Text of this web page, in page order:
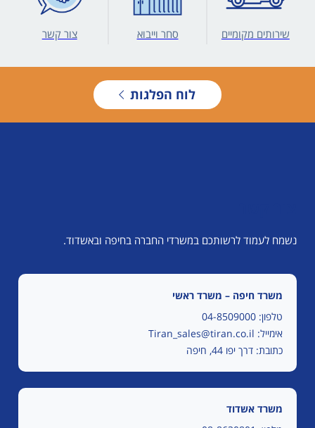
שירותים מקומיים סחר וייבוא צור קשר
לוח הפלגות
נשמח לעמוד לרשותכם במשרדי החברה בחיפה ובאשדוד.
משרד חיפה – משרד ראשי
טלפון: 04-8509000
אימייל: Tiran_sales@tiran.co.il
כתובת: דרך יפו 44, חיפה
משרד אשדוד